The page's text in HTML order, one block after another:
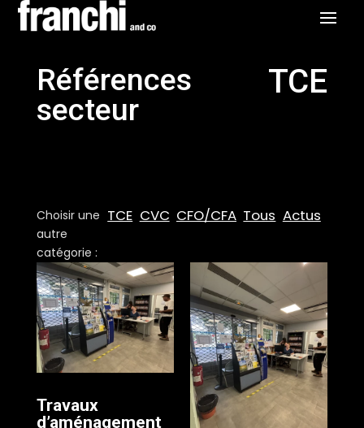
Références
secteur
TCE
Choisir une
autre
catégorie :
TCE CVC CFO/CFA Tous Actus
Travaux
d’aménagement